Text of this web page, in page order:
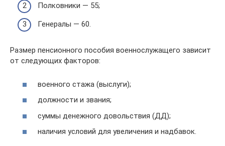
Полковники — 55;
Генералы — 60.
Размер пенсионного пособия военнослужащего зависит
от следующих факторов:
военного стажа (выслуги);
должности и звания;
суммы денежного довольствия (ДД);
наличия условий для увеличения и надбавок.